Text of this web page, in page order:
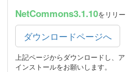
NetCommons3.1.10をリリ
ダウンロードページへ
上記ページからダウンロードし、
インストールをお願いします。